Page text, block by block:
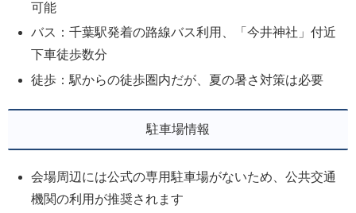
可能
バス：千葉駅発着の路線バス利用、「今井神社」付近
下車徒歩数分
徒歩：駅からの徒歩圏内だが、夏の暑さ対策は必要
駐車場情報
会場周辺には公式の専用駐車場がないため、公共交通
機関の利用が推奨されます